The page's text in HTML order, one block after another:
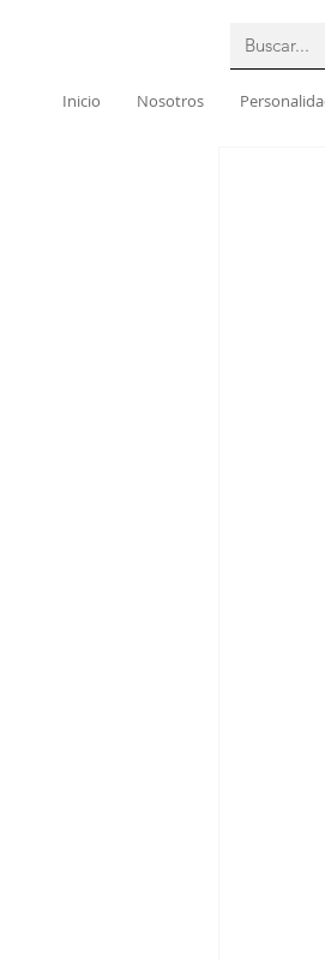
Inicio Nosotros